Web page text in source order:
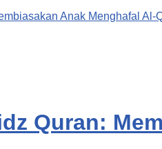
Quran: